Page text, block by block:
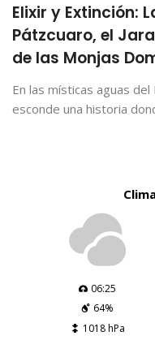
Elixir y Extinción:
Pátzcuaro, el
de las Monjas
En las místicas aguas
esconde una historia
06:25
64%
1018 hPa